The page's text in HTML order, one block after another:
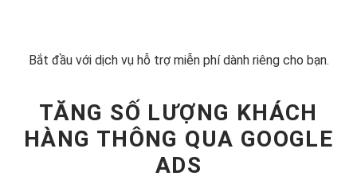
Bắt đầu với dịch vụ hỗ trợ miễn phí dành riêng cho bạn.
TĂNG SỐ LƯỢNG KHÁCH
HÀNG THÔNG QUA GOOGLE
ADS